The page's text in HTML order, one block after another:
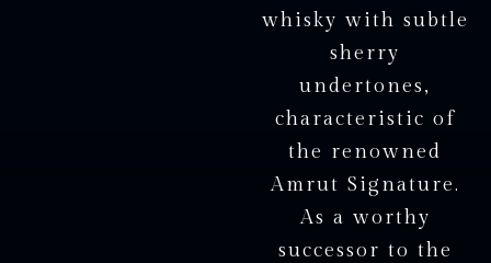
whisky with subtle
sherry
undertones,
characteristic of
the renowned
Amrut Signature.
As a worthy
successor to the